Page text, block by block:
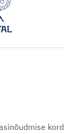
kord